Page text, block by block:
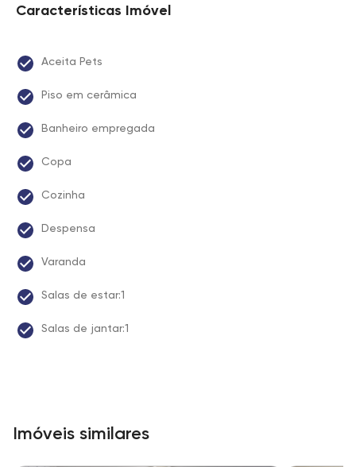
Características Imóvel
Aceita Pets
Piso em cerâmica
Banheiro empregada
Copa
Cozinha
Despensa
Varanda
Salas de estar:1
Salas de jantar:1
Imóveis similares